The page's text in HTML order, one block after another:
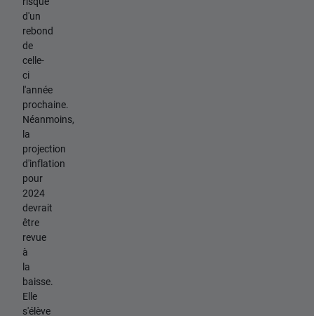
d'un
rebond
de
celle-
ci
l'année
prochaine.
Néanmoins,
la
projection
d'inflation
pour
2024
devrait
être
revue
à
la
baisse.
Elle
s'élève